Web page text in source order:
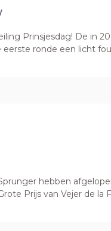
Prinsjesdag! De in
ronde een licht
hebben
Prijs van Vejer de la